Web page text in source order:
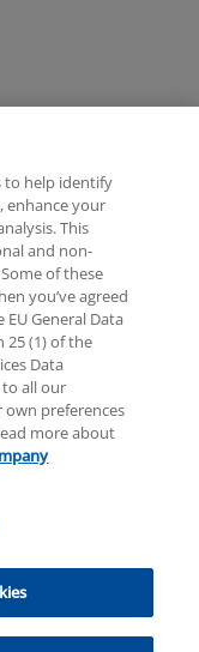
Recht und
Company
sind. Alle Rechte
über die
KPMG
to help identify
enhance your
This
and non-
of these
you’ve agreed
EU General Data
25 (1) of the
Data
to all our
preferences
more about